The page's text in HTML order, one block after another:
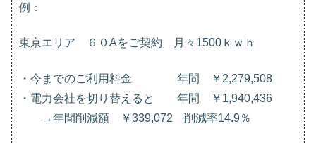
例：
東京エリア ６０Aをご契約 月々1500ｋｗｈ
・今までのご利用料金 年間 ￥2,279,508
・電力会社を切り替えると 年間 ￥1,940,436
→年間削減額 ￥339,072 削減率14.9％